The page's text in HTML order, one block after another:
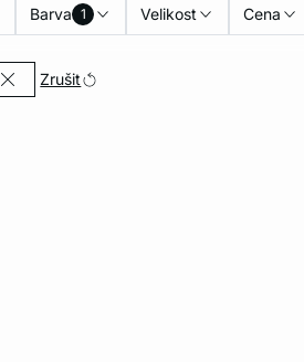
Barva 1 Velikost Cena
Currently Refined by Barva: Hnědá
Zrušit